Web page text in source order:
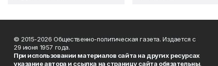
© 2015-2026 Общественно-политическая газета. Издается с
29 июня 1957 года.
При использовании материалов сайта на других ресурсах
указание автора и ссылка на страницу сайта обязательны.